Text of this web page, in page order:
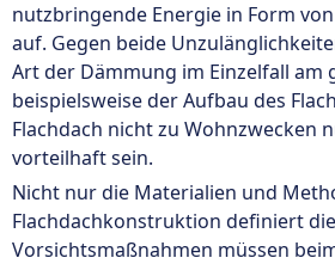
nutzbringende Energie in Form
auf. Gegen beide
Art der Dämmung im Einzelfall
beispielsweise der Aufbau des
Flachdach nicht zu Wohnzwecken
vorteilhaft sein.
Nicht nur die Materialien und
Flachdachkonstruktion definiert
Vorsichtsmaßnahmen müssen